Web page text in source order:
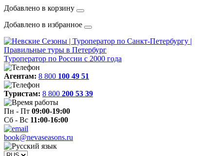
Добавлено в корзину
Добавлено в избранное
Туроператор по России с 2000 года
Агентам: 8 800 100 49 51
Туристам: 8 800 200 53 39
Пн - Пт 09:00-19:00
Сб - Вс 11:00-16:00
book@nevaseasons.ru